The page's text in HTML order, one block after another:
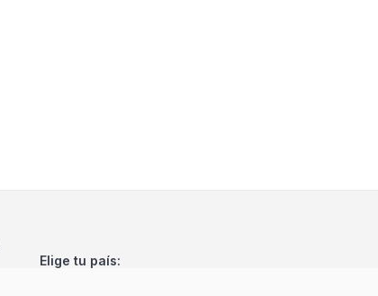
Elige tu país: